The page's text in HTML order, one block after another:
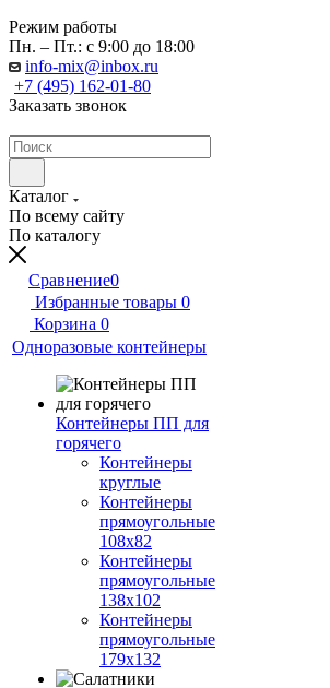
Режим работы
Пн. – Пт.: с 9:00 до 18:00
info-mix@inbox.ru
+7 (495) 162-01-80
Заказать звонок
Каталог
По всему сайту
По каталогу
Сравнение0
Избранные товары 0
Корзина 0
Одноразовые контейнеры
Контейнеры ПП для
горячего
Контейнеры
круглые
Контейнеры
прямоугольные
108х82
Контейнеры
прямоугольные
138х102
Контейнеры
прямоугольные
179х132